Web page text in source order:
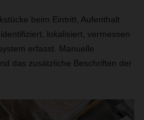
beim Eintritt, Aufenthalt
lokalisiert, vermessen
erfasst. Manuelle
das zusätzliche Beschriften der